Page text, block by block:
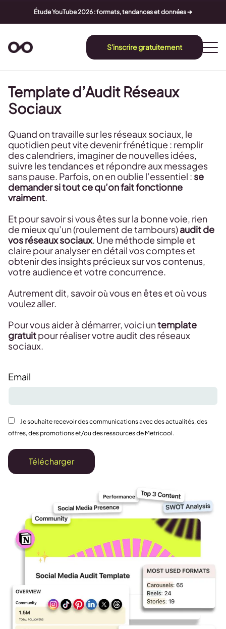
Étude YouTube 2026 : formats, tendances et données ➔
S'inscrire gratuitement
Template d’Audit Réseaux
Sociaux
Quand on travaille sur les réseaux sociaux, le
quotidien peut vite devenir frénétique : remplir
des calendriers, imaginer de nouvelles idées,
suivre les tendances et répondre aux messages
sans pause. Parfois, on en oublie l’essentiel : se
demander si tout ce qu’on fait fonctionne
vraiment.
Et pour savoir si vous êtes sur la bonne voie, rien
de mieux qu’un (roulement de tambours)audit de
vos réseaux sociaux. Une méthode simple et
claire pour analyser en détail vos comptes et
obtenir des insights précieux sur vos contenus,
votre audience et votre concurrence.
Autrement dit, savoir où vous en êtes et où vous
voulez aller.
Pour vous aider à démarrer, voici untemplate
gratuitpour réaliser votre audit des réseaux
sociaux.
Email
Je souhaite recevoir des communications avec des actualités, des
offres, des promotions et/ou des ressources de Metricool.
Télécharger